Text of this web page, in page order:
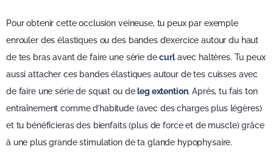
Pour obtenir cette occlusion veineuse, tu peux par exemple
enrouler des élastiques ou des bandes d’exercice autour du haut
de tes bras avant de faire une série decurlavec haltères. Tu peux
aussi attacher ces bandes élastiques autour de tes cuisses avec
de faire une série de squat ou deleg extention. Après, tu fais ton
entraînement comme d’habitude (avec des charges plus légères)
et tu bénéficieras des bienfaits (plus de force et de muscle) grâce
à une plus grande stimulation de ta glande hypophysaire.